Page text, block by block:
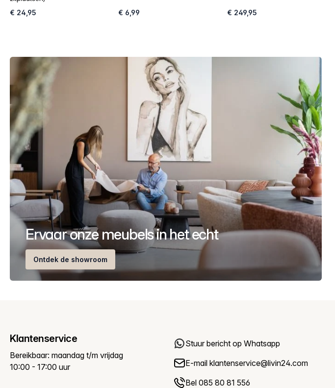
€ 24,95 € 6,99 € 249,95
Ervaar onze meubels in het echt
Ontdek de showroom
Klantenservice
Bereikbaar: maandag t/m vrijdag
10:00 - 17:00 uur
Stuur bericht op Whatsapp
E-mail klantenservice@livin24.com
Bel 085 80 81 556